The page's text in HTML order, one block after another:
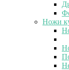
Ножи